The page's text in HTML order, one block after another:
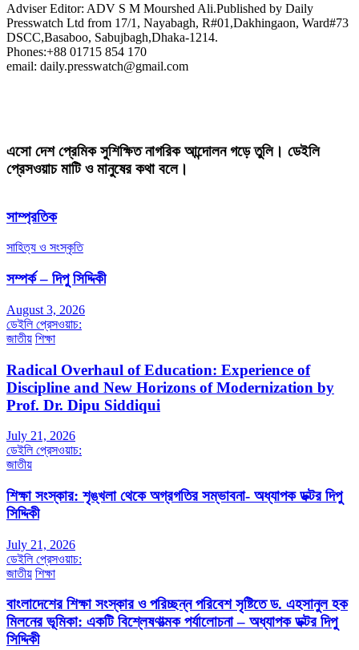
Adviser Editor: ADV S M Mourshed Ali.Published by Daily
Presswatch Ltd from 17/1, Nayabagh, R#01,Dakhingaon, Ward#73
DSCC,Basaboo, Sabujbagh,Dhaka-1214.
Phones:+88 01715 854 170
email: daily.presswatch@gmail.com
এসো দেশ প্রেমিক সুশিক্ষিত নাগরিক আন্দোলন গড়ে তুলি। ডেইলি
প্রেসওয়াচ মাটি ও মানুষের কথা বলে।
সাম্প্রতিক
সাহিত্য ও সংস্কৃতি
সম্পর্ক – দিপু সিদ্দিকী
August 3, 2026
ডেইলি প্রেসওয়াচ:
জাতীয় শিক্ষা
Radical Overhaul of Education: Experience of
Discipline and New Horizons of Modernization by
Prof. Dr. Dipu Siddiqui
July 21, 2026
ডেইলি প্রেসওয়াচ:
জাতীয়
শিক্ষা সংস্কার: শৃঙ্খলা থেকে অগ্রগতির সম্ভাবনা- অধ্যাপক ডক্টর দিপু
সিদ্দিকী
July 21, 2026
ডেইলি প্রেসওয়াচ:
জাতীয় শিক্ষা
বাংলাদেশের শিক্ষা সংস্কার ও পরিচ্ছন্ন পরিবেশ সৃষ্টিতে ড. এহসানুল হক
মিলনের ভূমিকা: একটি বিশ্লেষণাত্মক পর্যালোচনা – অধ্যাপক ডক্টর দিপু
সিদ্দিকী